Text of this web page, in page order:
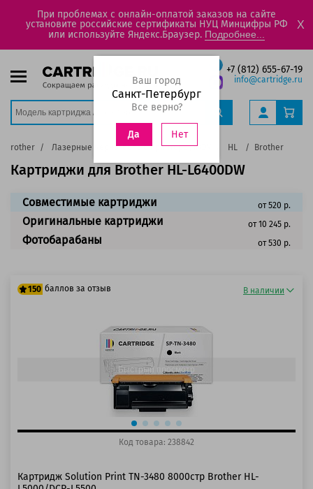
При проблемах с онлайн-оплатой заказов на сайте
установите российские сертификаты НУЦ Минцифры РФ
или используйте Яндекс.Браузер. Подробнее...
X
+7 (812) 655-67-19
info@cartridge.ru
Ваш город
Санкт-Петербург
Все верно?
Да Нет
Brother Лазерные черно-белые принтеры, МФУ HL Brother HL-
Картриджи для Brother HL-L6400DW
Совместимые картриджи от 520 р.
Оригинальные картриджи от 10 245 р.
Фотобарабаны от 530 р.
150 баллов за отзыв В наличии
Быстрый просмотр
Код товара: 238842
Картридж Solution Print TN-3480 8000стр Brother HL-